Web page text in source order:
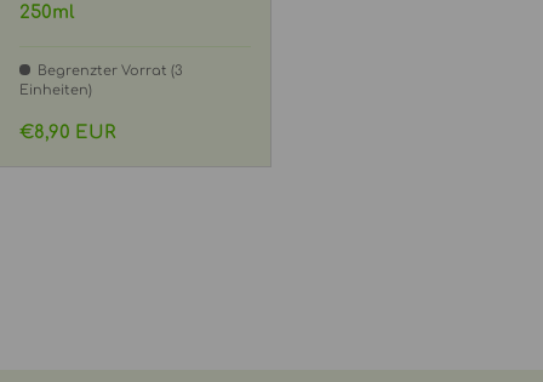
250ml
Begrenzter Vorrat (3
Einheiten)
Normaler Preis
€8,90 EUR